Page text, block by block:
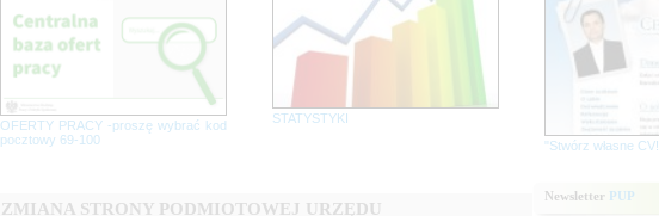
OFERTY PRACY -proszę wybrać kod
pocztowy 69-100
STATYSTYKI
"Stwórz własne CV!"
ZMIANA STRONY PODMIOTOWEJ URZĘDU
Newsletter PUP